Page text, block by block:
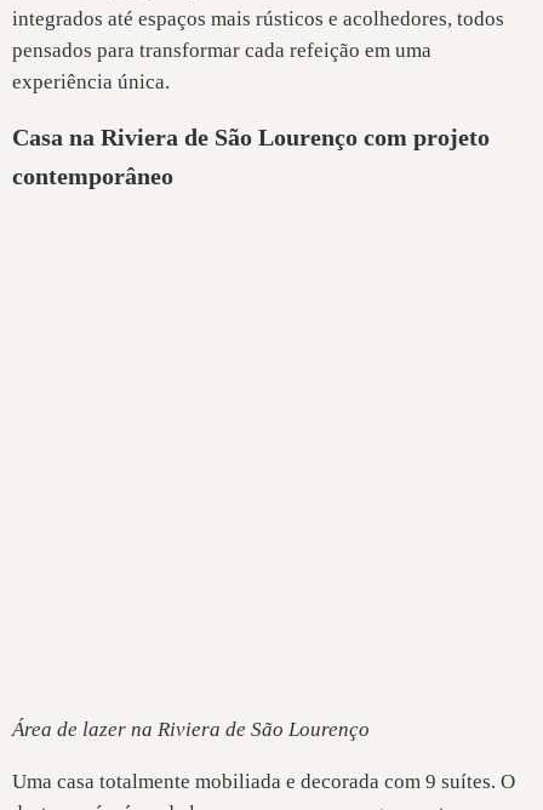
integrados até espaços mais rústicos e acolhedores, todos
pensados para transformar cada refeição em uma
experiência única.
Casa na Riviera de São Lourenço com projeto
contemporâneo
Área de lazer na Riviera de São Lourenço
Uma casa totalmente mobiliada e decorada com 9 suítes. O